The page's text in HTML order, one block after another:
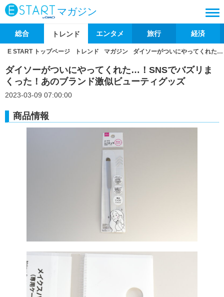
マガジン
総合 トレンド エンタメ 旅行 経済
E START トップページ トレンド マガジン ダイソーがついにやってくれた
ダイソーがついにやってくれた…！SNSでバズリま
くった！あのブランド激似ビューティグッズ
2023-03-09 07:00:00
商品情報